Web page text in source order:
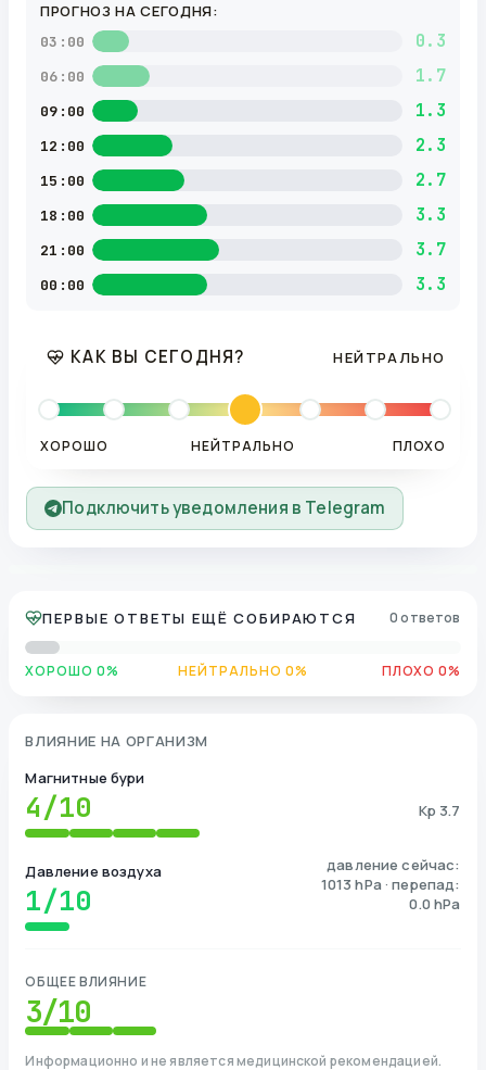
ПРОГНОЗ НА СЕГОДНЯ:
03:00 0.3
06:00 1.7
09:00 1.3
12:00 2.3
15:00 2.7
18:00 3.3
21:00 3.7
00:00 3.3
КАК ВЫ СЕГОДНЯ? НЕЙТРАЛЬНО
ХОРОШО НЕЙТРАЛЬНО ПЛОХО
Подключить уведомления в Telegram
ПЕРВЫЕ ОТВЕТЫ ЕЩЁ СОБИРАЮТСЯ 0 ответов
ХОРОШО 0% НЕЙТРАЛЬНО 0% ПЛОХО 0%
ВЛИЯНИЕ НА ОРГАНИЗМ
Магнитные бури
4/10 Kp 3.7
Давление воздуха
1/10
давление сейчас:
1013 hPa · перепад:
0.0 hPa
ОБЩЕЕ ВЛИЯНИЕ
3/10
Информационно и не является медицинской рекомендацией.